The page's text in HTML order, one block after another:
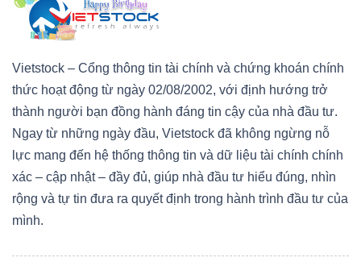
Vietstock – Cổng thông tin tài chính và chứng khoán chính
thức hoạt động từ ngày 02/08/2002, với định hướng trở
thành người bạn đồng hành đáng tin cậy của nhà đầu tư.
Ngay từ những ngày đầu, Vietstock đã không ngừng nỗ
lực mang đến hệ thống thông tin và dữ liệu tài chính chính
xác – cập nhật – đầy đủ, giúp nhà đầu tư hiểu đúng, nhìn
rộng và tự tin đưa ra quyết định trong hành trình đầu tư của
mình.
PHÁI
TRÁI
PHIẾU
CÔNG